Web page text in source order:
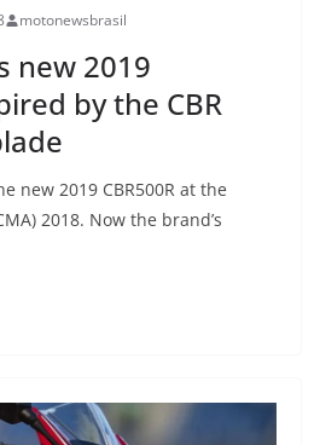
motonewsbrasil
new 2019
by the CBR
new 2019 CBR500R at the
2018. Now the brand’s